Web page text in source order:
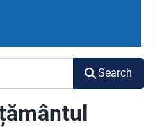
Search